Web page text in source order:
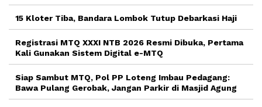
15 Kloter Tiba, Bandara Lombok Tutup Debarkasi Haji
Registrasi MTQ XXXI NTB 2026 Resmi Dibuka, Pertama
Kali Gunakan Sistem Digital e-MTQ
Siap Sambut MTQ, Pol PP Loteng Imbau Pedagang:
Bawa Pulang Gerobak, Jangan Parkir di Masjid Agung